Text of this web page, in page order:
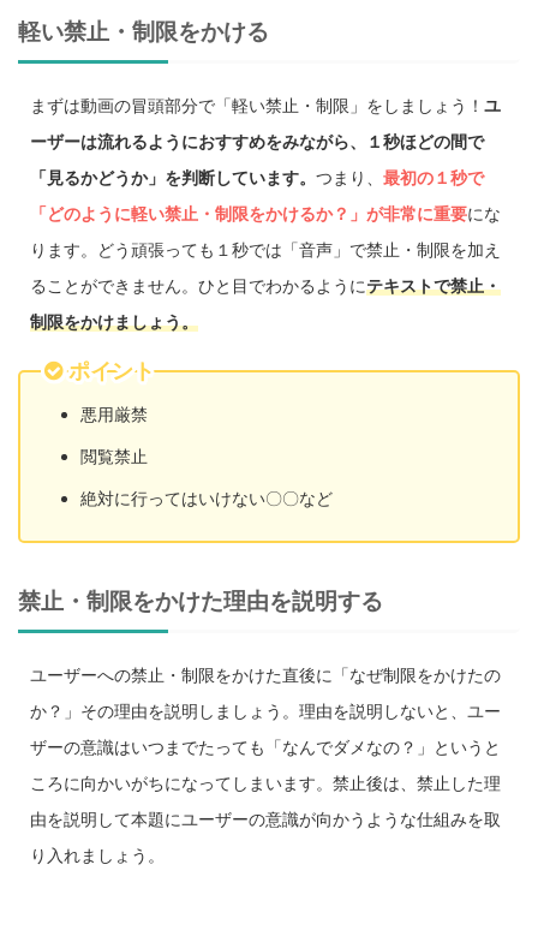
軽い禁止・制限をかける
まずは動画の冒頭部分で「軽い禁止・制限」をしましょう！ ユ
ーザーは流れるようにおすすめをみながら、１秒ほどの間で
「見るかどうか」を判断しています。 つまり、 最初の１秒で
「どのように軽い禁止・制限をかけるか？」が非常に重要にな
ります。どう頑張っても１秒では「音声」で禁止・制限を加え
ることができません。ひと目でわかるようにテキストで禁止・
制限をかけましょう。
ポイント
悪用厳禁
閲覧禁止
絶対に行ってはいけない〇〇など
禁止・制限をかけた理由を説明する
ユーザーへの禁止・制限をかけた直後に「なぜ制限をかけたの
か？」その理由を説明しましょう。理由を説明しないと、ユー
ザーの意識はいつまでたっても「なんでダメなの？」というと
ころに向かいがちになってしまいます。禁止後は、禁止した理
由を説明して本題にユーザーの意識が向かうような仕組みを取
り入れましょう。